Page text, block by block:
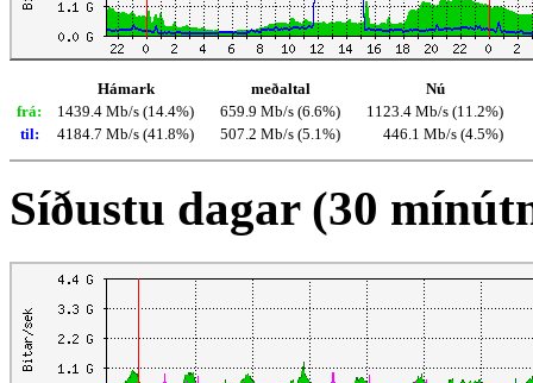
Hámark meðaltal
Nú
frá:
1439.4 Mb/s (14.4%) 659.9 Mb/s (6.6%)
1123.4 Mb/s (11.2%)
til:
4184.7 Mb/s (41.8%) 507.2 Mb/s (5.1%) 446.1 Mb/s (4.5%)
Síðustu dagar (30